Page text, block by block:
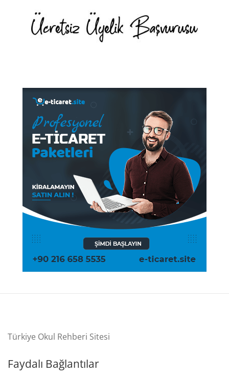
Türkiye Okul Rehberi Sitesi
Faydalı Bağlantılar